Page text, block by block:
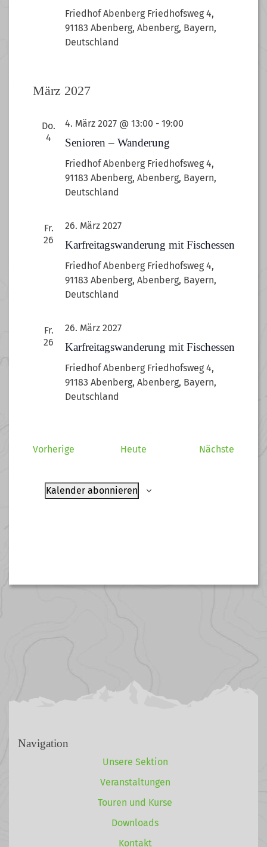
Friedhof Abenberg Friedhofsweg 4,
91183 Abenberg, Abenberg, Bayern,
Deutschland
März 2027
Do.
4
Senioren – Wanderung
4. März 2027 @ 13:00 - 19:00
Friedhof Abenberg Friedhofsweg 4,
91183 Abenberg, Abenberg, Bayern,
Deutschland
Fr.
26
Karfreitagswanderung mit Fischessen
26. März 2027
Friedhof Abenberg Friedhofsweg 4,
91183 Abenberg, Abenberg, Bayern,
Deutschland
Fr.
26
Karfreitagswanderung mit Fischessen
26. März 2027
Friedhof Abenberg Friedhofsweg 4,
91183 Abenberg, Abenberg, Bayern,
Deutschland
VorherigeVeranstaltungen
Heute Nächste
Kalender abonnieren
Navigation
Unsere Sektion
Veranstaltungen
Touren und Kurse
Downloads
Kontakt